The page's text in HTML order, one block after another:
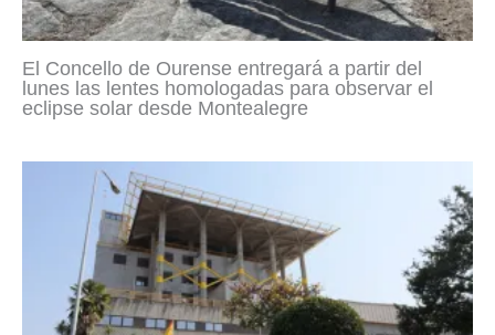
El Concello de Ourense entregará a partir del
lunes las lentes homologadas para observar el
eclipse solar desde Montealegre